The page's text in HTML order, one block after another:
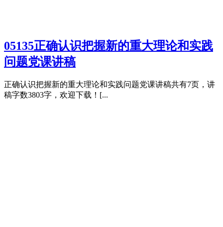
05135正确认识把握新的重大理论和实践
问题党课讲稿
正确认识把握新的重大理论和实践问题党课讲稿共有7页，讲
稿字数3803字，欢迎下载！[...